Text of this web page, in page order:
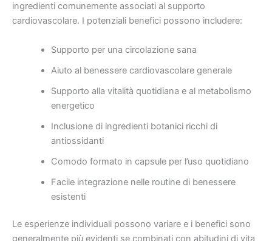
ingredienti comunemente associati al supporto
cardiovascolare. I potenziali benefici possono includere:
Supporto per una circolazione sana
Aiuto al benessere cardiovascolare generale
Supporto alla vitalità quotidiana e al metabolismo
energetico
Inclusione di ingredienti botanici ricchi di
antiossidanti
Comodo formato in capsule per l’uso quotidiano
Facile integrazione nelle routine di benessere
esistenti
Le esperienze individuali possono variare e i benefici sono
generalmente più evidenti se combinati con abitudini di vita